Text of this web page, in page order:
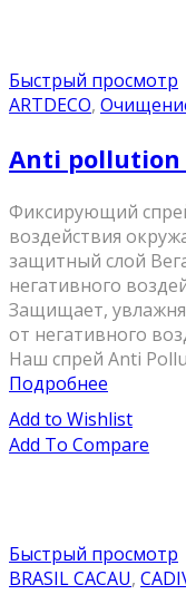
Быстрый просмотр
ARTDECO,
Anti pollution
Фиксирующий
воздействия
защитный слой
негативного
Защищает,
от негативного
Наш спрей Anti
Подробнее
Add to Wishlist
Add To Compare
Быстрый просмотр
BRASIL CACAU,